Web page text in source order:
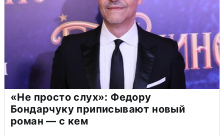
«Не просто слух»: Федору
Бондарчуку приписывают новый
роман — с кем